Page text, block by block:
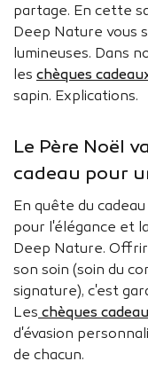
partage. En cette
Deep Nature vous
lumineuses. Dans
les chèques
sapin. Explications.
Le Père Noël
cadeau pour
En quête du
pour l'élégance et
Deep Nature.
son soin (soin du
signature), c'est
Leschèques
d'évasion
de chacun.